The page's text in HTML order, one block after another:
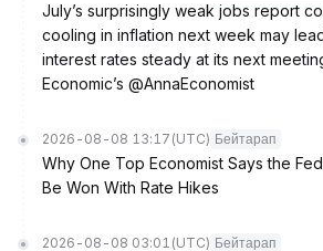
July’s surprisingly weak jobs report
cooling in inflation next week may
interest rates steady at its next
Economic’s @AnnaEconomist
2026-08-08 13:17 (UTC) Бейтарап
Why One Top Economist Says the
Be Won With Rate Hikes
2026-08-08 03:01 (UTC) Бейтарап